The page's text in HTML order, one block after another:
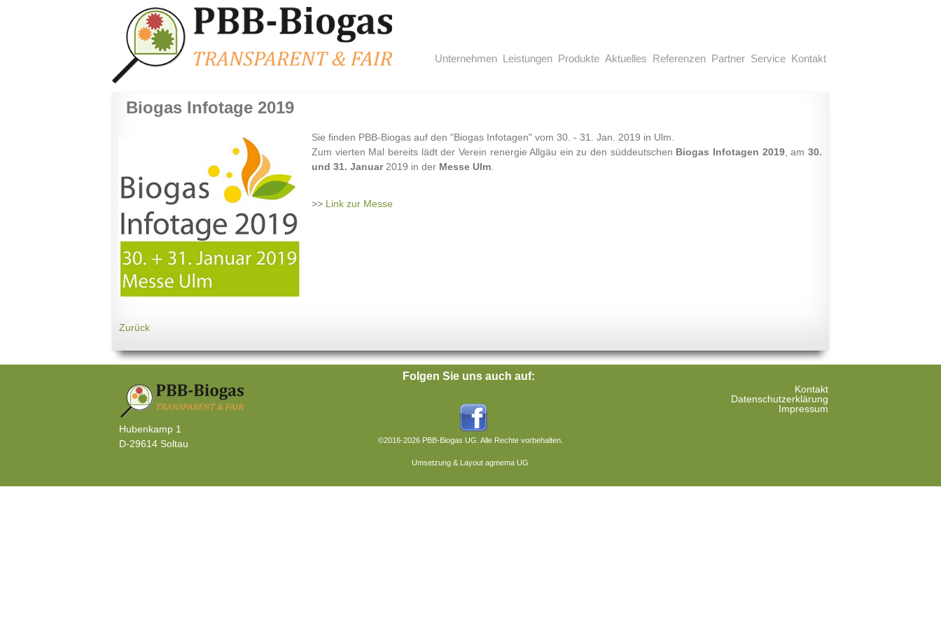
überspringen
Unternehmen Leistungen Produkte Aktuelles Referenzen Partner Service Kontakt
Biogas Infotage 2019
Sie finden PBB-Biogas auf den "Biogas Infotagen" vom 30. - 31. Jan. 2019 in Ulm.
Zum vierten Mal bereits lädt der Verein renergie Allgäu ein zu den süddeutschen Biogas Infotagen 2019, am30.
und 31. Januar 2019 in der Messe Ulm
>> Link zur Messe
Zurück
Hubenkamp 1
D-29614 Soltau
Folgen Sie uns auch auf:
©2016-2026 PBB-Biogas UG. Alle Rechte vorbehalten.
Umsetzung & Layout agmema UG
Kontakt
Datenschutzerklärung
Impressum